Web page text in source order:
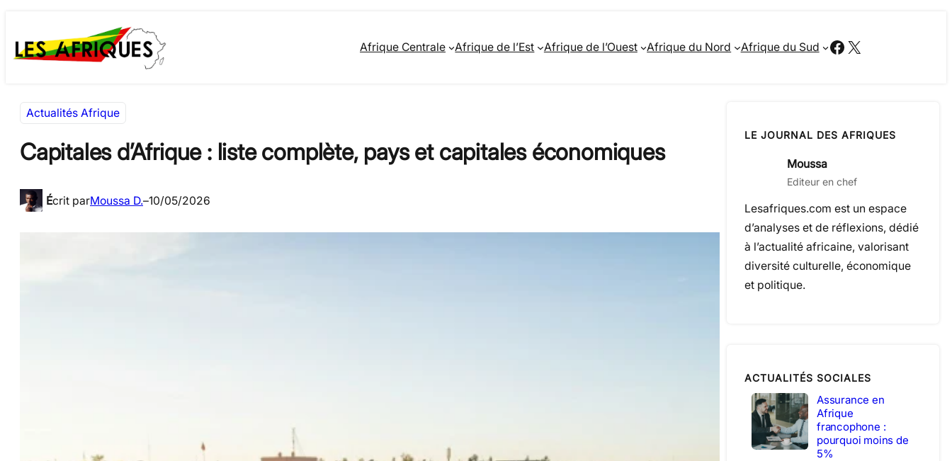
au
contenu
to
content
Afrique Centrale Afrique de l’Est Afrique de l’Ouest Afrique du Nord Afrique du Sud Facebook
X
Actualités Afrique
Capitales d’Afrique : liste complète, pays et capitales économiques
Écrit parMoussa D.–10/05/2026
LE JOURNAL DES AFRIQUES
Moussa
Editeur en chef
Lesafriques.com est un espace
d’analyses et de réflexions, dédié
à l’actualité africaine, valorisant
diversité culturelle, économique
et politique.
ACTUALITÉS SOCIALES
Assurance en
Afrique
francophone :
pourquoi moins de
5%